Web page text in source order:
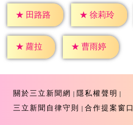
★ 田路路 ★ 徐莉玲
★ 蘿拉 ★ 曹雨婷
關於三立新聞網
隱私權聲明
三立新聞自律守則
合作提案窗口